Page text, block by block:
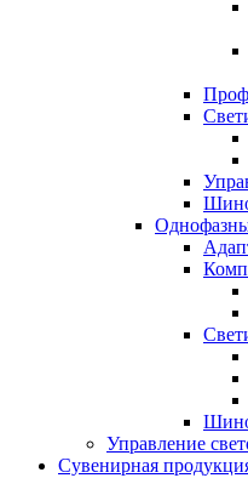
Управление
Сувенирная